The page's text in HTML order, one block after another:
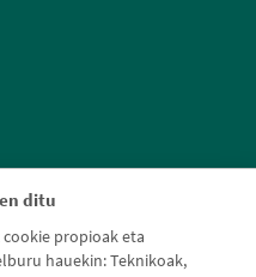
ditu
propioak eta
hauekin: Teknikoak,